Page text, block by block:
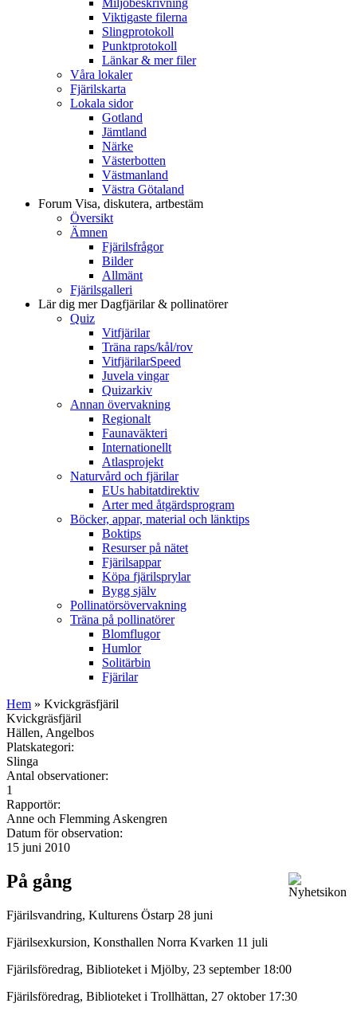
Viktigaste filerna
Slingprotokoll
Punktprotokoll
Länkar & mer filer
Våra lokaler
Fjärilskarta
Lokala sidor
Gotland
Jämtland
Närke
Västerbotten
Västmanland
Västra Götaland
Forum Visa, diskutera, artbestäm
Översikt
Ämnen
Fjärilsfrågor
Bilder
Allmänt
Fjärilsgalleri
Lär dig merDagfjärilar & pollinatörer
Quiz
Vitfjärilar
Träna raps/kål/rov
VitfjärilarSpeed
Juvela vingar
Quizarkiv
Annan övervakning
Regionalt
Faunaväkteri
Internationellt
Atlasprojekt
Naturvård och fjärilar
EUs habitatdirektiv
Arter med åtgärdsprogram
Böcker, appar, material och länktips
Boktips
Resurser på nätet
Fjärilsappar
Köpa fjärilsprylar
Bygg själv
Pollinatörsövervakning
Träna på pollinatörer
Blomflugor
Humlor
Solitärbin
Fjärilar
Hem » Kvickgräsfjäril
Kvickgräsfjäril
Hällen, Angelbos
Platskategori:
Slinga
Antal observationer:
1
Rapportör:
Anne och Flemming Askengren
Datum för observation:
15 juni 2010
På gång
Fjärilsvandring, Kulturens Östarp 28 juni
Fjärilsexkursion, Konsthallen Norra Kvarken 11 juli
Fjärilsföredrag, Biblioteket i Mjölby, 23 september 18:00
Fjärilsföredrag, Biblioteket i Trollhättan, 27 oktober 17:30